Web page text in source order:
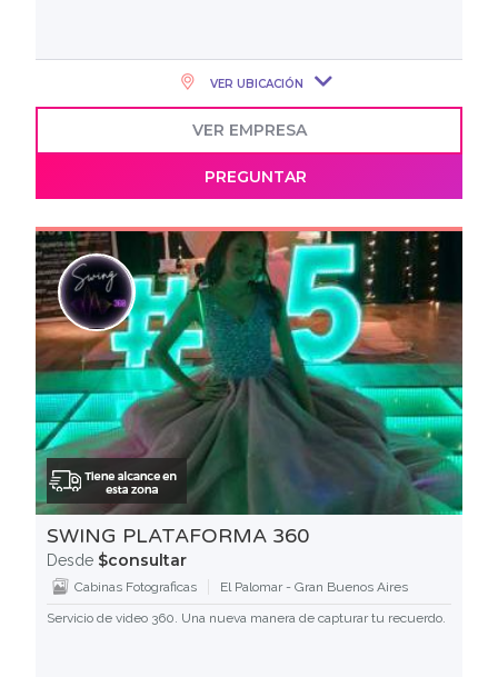
VER UBICACIÓN
VER EMPRESA
PREGUNTAR
SWING PLATAFORMA 360
Desde $consultar
Cabinas Fotograficas
El Palomar - Gran Buenos Aires
Servicio de video 360. Una nueva manera de capturar tu recuerdo.